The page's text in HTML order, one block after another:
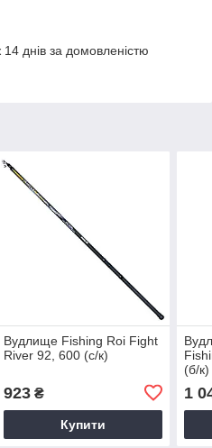
днів за домовленістю
Вудлище Fishing Roi Fight
River 92, 600 (с/к)
923₴
Купити
(б/к)
1